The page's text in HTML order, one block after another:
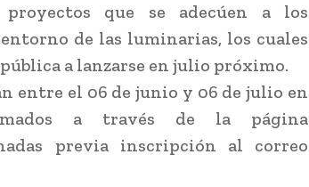
que se adecúen a los
de las luminarias, los cuales
a lanzarse en julio próximo.
entre el 06 de junio y 06 de julio en
a través de la página
previa inscripción al correo